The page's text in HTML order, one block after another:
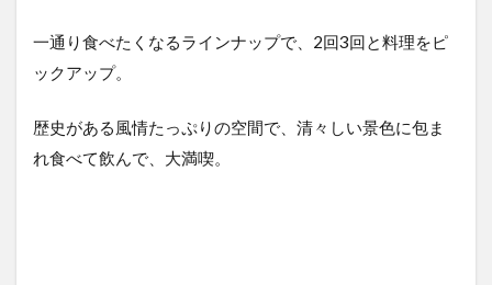
一通り食べたくなるラインナップで、2回3回と料理をピ
ックアップ。
歴史がある風情たっぷりの空間で、清々しい景色に包ま
れ食べて飲んで、大満喫。